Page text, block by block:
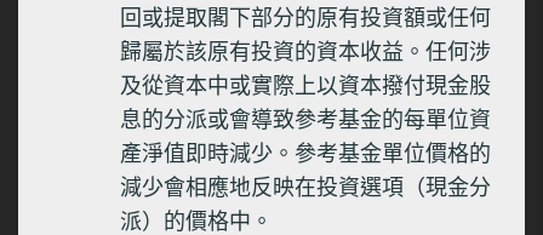
回或提取閣下部分的原有投資額或任何
歸屬於該原有投資的資本收益。任何涉
及從資本中或實際上以資本撥付現金股
息的分派或會導致參考基金的每單位資
產淨值即時減少。參考基金單位價格的
減少會相應地反映在投資選項（現金分
派）的價格中。
投資選項資料來源︰保誠保險有限公司("保誠")。
參考基金資料來源︰晨星有限公司。
投資涉及風險，投資的收益可跌亦可升。基金過往的表現
並不表示將來亦會有類似的業績。以上投資選項價格只供
參考用途。以上投資選項適用於保誠發行之投資相連壽險
計劃包括「雋景」組合投資計劃、「雋景」整付保費投資